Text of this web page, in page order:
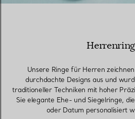
Unsere Ringe für Herren
durchdachte Designs aus und
traditioneller Techniken mit hoher
Sie elegante Ehe- und Siegelringe,
oder Datum personalisiert